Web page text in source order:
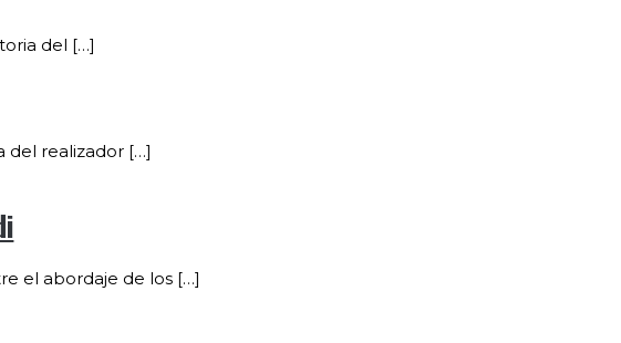
del […]
del realizador […]
el abordaje de los […]